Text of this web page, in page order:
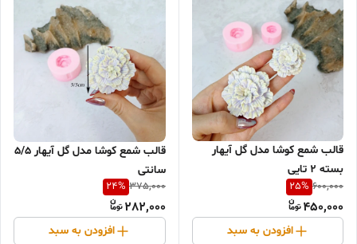
قالب شمع کوشا مدل گل آیهار
بسته 2 تایی
600,000
25%
450,000
افزودن به سبد
قالب شمع کوشا مدل گل آیهار 5/5
سانتی
375,000
24%
282,000
افزودن به سبد